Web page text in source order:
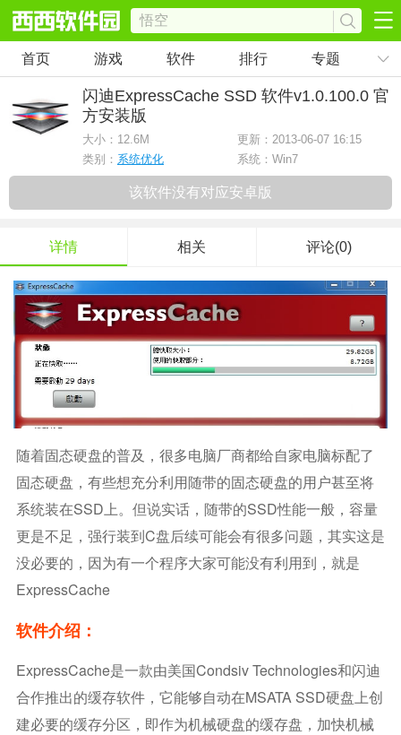
首页 游戏 软件 排行 专题
闪迪ExpressCache SSD 软件v1.0.100.0 官
方安装版
大小： 12.6M
更新：2013-06-07 16:15
类别： 系统优化 系统：Win7
该软件没有对应安卓版
详情 相关 评论(0)
随着固态硬盘的普及，很多电脑厂商都给自家电脑标配了
固态硬盘，有些想充分利用随带的固态硬盘的用户甚至将
系统装在SSD上。但说实话，随带的SSD性能一般，容量
更是不足，强行装到C盘后续可能会有很多问题，其实这是
没必要的，因为有一个程序大家可能没有利用到，就是
ExpressCache
软件介绍：
ExpressCache是一款由美国Condsiv Technologies和闪迪
合作推出的缓存软件，它能够自动在mSATA SSD硬盘上创
建必要的缓存分区，即作为机械硬盘的缓存盘，加快机械